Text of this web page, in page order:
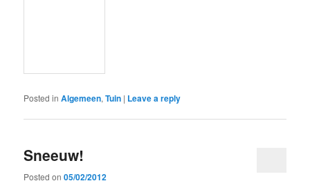
Posted in Algemeen,Tuin | Leave a reply
Sneeuw!
Posted on05/02/2012